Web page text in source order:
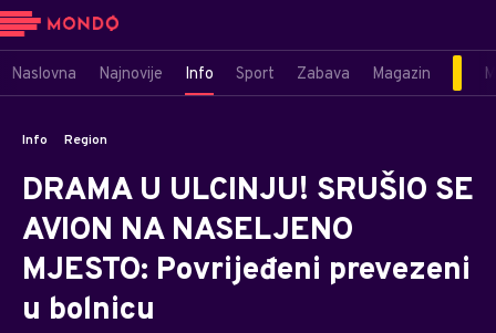
Naslovna Najnovije Info Sport Zabava Magazin
Info Region
DRAMA U ULCINJU! SRUŠIO SE
AVION NA NASELJENO
MJESTO: Povrijeđeni prevezeni
u bolnicu